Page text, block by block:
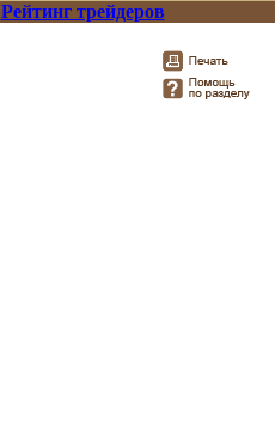
Рейтинг трейдеров